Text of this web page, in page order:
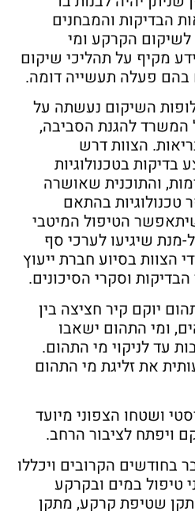
הבדיקות והמבחנים
לשיקום הקרקע ומי
מקיף על תהליכי שיקום
בהם פעלה תעשייה דומה.
השיקום נעשתה על
המשרד להגנת הסביבה,
הצוות דרש
בטכנולוגיות
והתוכנית שאושרה
בהתאם
הטיפול המיטבי
מנת שיגיעו לערכי סף
הצוות בסיוע חברת ייעוץ
וסקרי הסיכונים.
יוקם קיר חציצה בין
ומי התהום ישאבו
עד לניקוי מי התהום.
את זליגת מי התהום
ושטחו הצפוני מיועד
ויפתח לציבור הרחב.
בחודשים הקרובים ויכללו
במים ובקרקע
שטיפת קרקע, מתקן